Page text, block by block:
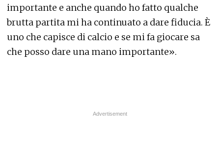
importante e anche quando ho fatto qualche
brutta partita mi ha continuato a dare fiducia. È
uno che capisce di calcio e se mi fa giocare sa
che posso dare una mano importante».